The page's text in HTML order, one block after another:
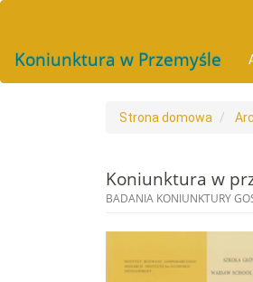
Koniunktura w Przemyśle
Strona domowa
Koniunktura w
BADANIA KONIUNKTURY